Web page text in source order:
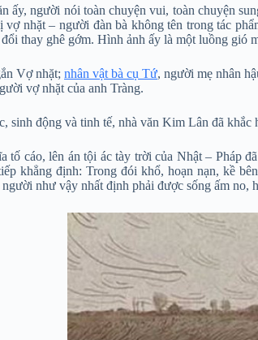
ấy, người nói toàn chuyện vui, toàn chuyện
nhặt – người đàn bà không tên trong tác
thay ghê gớm. Hình ảnh ấy là một luồng gió
Vợ nhặt; nhân vật bà cụ Tứ, người mẹ nhân
vợ nhặt của anh Tràng.
sinh động và tinh tế, nhà văn Kim Lân đã
cáo, lên án tội ác tày trời của Nhật – Pháp
khẳng định: Trong đói khổ, hoạn nạn, kề
như vậy nhất định phải được sống ấm no,